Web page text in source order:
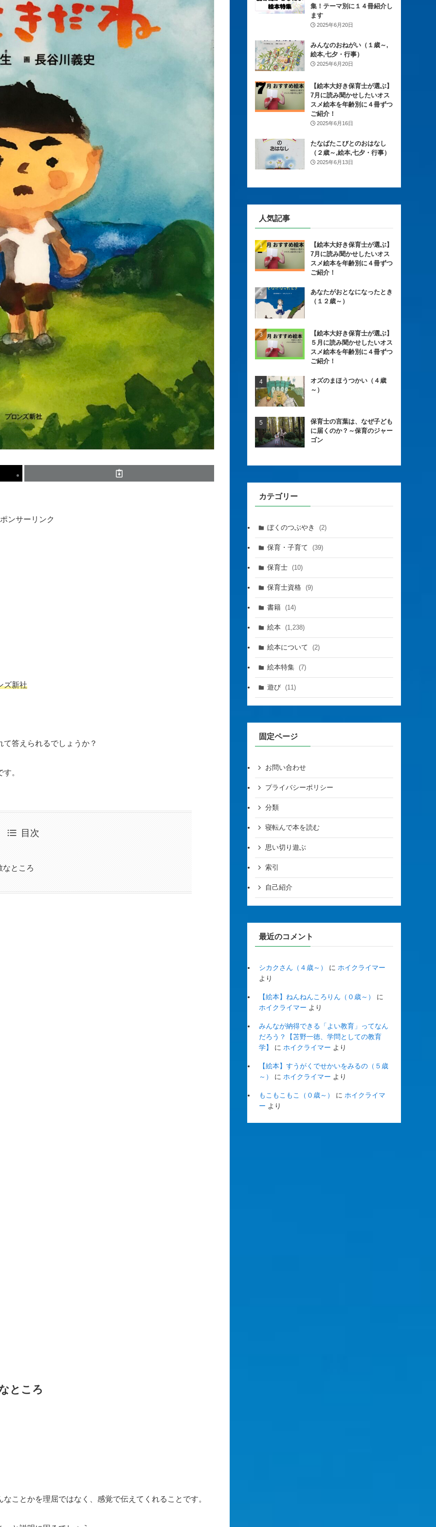
ンサーリンク
ズ新社
答えられるでしょうか？
。
目次
なところ
ところ
ことかを理屈ではなく、感覚で伝えてくれることです。
集！テーマ別に１４冊紹介し
ます
2025年6月20日
みんなのおねがい（１歳～,
絵本,七夕・行事）
2025年6月20日
【絵本大好き保育士が選ぶ】
7月に読み聞かせしたいオス
スメ絵本を年齢別に４冊ずつ
ご紹介！
2025年6月16日
たなばたこびとのおはなし
（２歳～,絵本,七夕・行事）
2025年6月13日
人気記事
【絵本大好き保育士が選ぶ】
7月に読み聞かせしたいオス
スメ絵本を年齢別に４冊ずつ
ご紹介！
あなたがおとなになったとき
（１２歳～）
【絵本大好き保育士が選ぶ】
５月に読み聞かせしたいオス
スメ絵本を年齢別に４冊ずつ
ご紹介！
オズのまほうつかい（４歳
～）
保育士の言葉は、なぜ子ども
に届くのか？～保育のジャー
ゴン
カテゴリー
ぼくのつぶやき (2)
保育・子育て (39)
保育士 (10)
保育士資格 (9)
書籍 (14)
絵本 (1,238)
絵本について (2)
絵本特集 (7)
遊び (11)
固定ページ
お問い合わせ
プライバシーポリシー
分類
寝転んで本を読む
思い切り遊ぶ
索引
自己紹介
最近のコメント
シカクさん（４歳～） に ホイクライマー
より
【絵本】ねんねんころりん（０歳～）
に
ホイクライマー より
みんなが納得できる「よい教育」ってなん
だろう？【苫野一徳、学問としての教育
学】
に ホイクライマー より
【絵本】すうがくでせかいをみるの（５歳
～）
に ホイクライマー より
もこもこもこ（０歳～） に ホイクライマ
ー より